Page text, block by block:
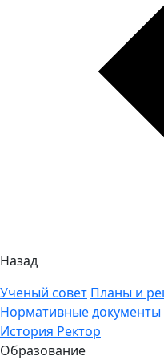
Назад
Ученый совет Планы и
Нормативные документы
История Ректор
Образование